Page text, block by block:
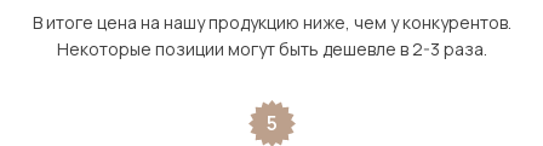
В итоге цена на нашу продукцию ниже, чем у конкурентов.
Некоторые позиции могут быть дешевле в 2-3 раза.
5